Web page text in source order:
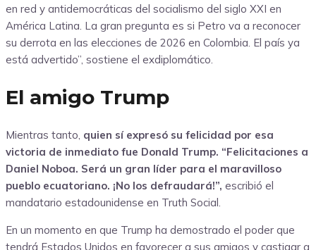
en red y antidemocráticas del socialismo del siglo XXI en
América Latina. La gran pregunta es si Petro va a reconocer
su derrota en las elecciones de 2026 en Colombia. El país ya
está advertido”, sostiene el exdiplomático.
El amigo Trump
Mientras tanto, quien sí expresó su felicidad por esa
victoria de inmediato fue Donald Trump. “Felicitaciones a
Daniel Noboa. Será un gran líder para el maravilloso
pueblo ecuatoriano. ¡No los defraudará!”, escribió el
mandatario estadounidense en Truth Social.
En un momento en que Trump ha demostrado el poder que
tendrá Estados Unidos en favorecer a sus amigos y castigar a